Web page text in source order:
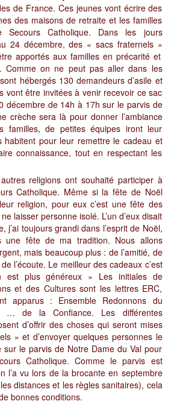
de France. Ces jeunes vont écrire des
des maisons de retraite et les familles
Secours Catholique. Dans les jours
24 décembre, des « sacs fraternels »
apportés aux familles en précarité et
Comme on ne peut pas aller dans les
hébergés 130 demandeurs d’asile et
vont être invitées à venir recevoir ce sac
décembre de 14h à 17h sur le parvis de
crèche sera là pour donner l’ambiance
familles, de petites équipes iront leur
habitent pour leur remettre le cadeau et
connaissance, tout en respectant les
religions ont souhaité participer à
Catholique. Même si la fête de Noël
religion, pour eux c’est une fête des
laisser personne isolé. L’un d’eux disait
j’ai toujours grandi dans l’esprit de Noël,
une fête de ma tradition. Nous allons
mais beaucoup plus : de l’amitié, de
l’écoute. Le meilleur des cadeaux c’est
est plus généreux » Les initiales de
et des Cultures sont les lettres ERC,
apparus : Ensemble Redonnons du
… de la Confiance. Les différentes
d’offrir des choses qui seront mises
» et d’envoyer quelques personnes le
sur le parvis de Notre Dame du Val pour
Catholique. Comme le parvis est
l’a vu lors de la brocante en septembre
distances et les règles sanitaires), cela
bonnes conditions.